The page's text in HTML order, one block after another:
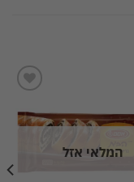
wishlist
המלאי אזל